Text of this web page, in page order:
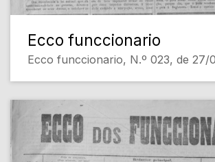
Ecco funccionario
Ecco funccionario, N.º 023, de 27/